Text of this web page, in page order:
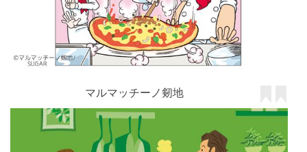
マルマッチーノ剱地